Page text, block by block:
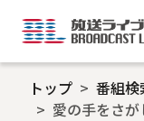
トップ
番組検
愛の手をさ